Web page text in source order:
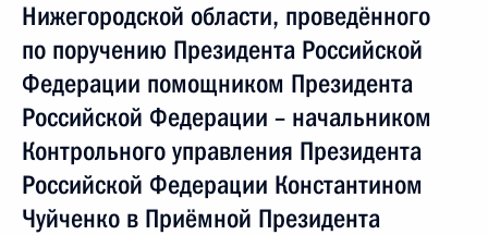
Нижегородской области, проведённого
по поручению Президента Российской
Федерации помощником Президента
Российской Федерации – начальником
Контрольного управления Президента
Российской Федерации Константином
Чуйченко в Приёмной Президента